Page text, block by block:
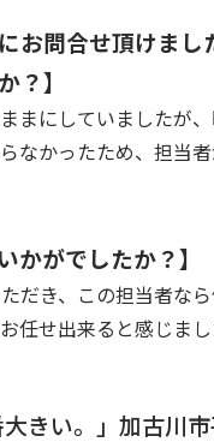
お問合せ頂けま
？】
まにしていましたが
なかったため、担当
かがでしたか？】
だき、この担当者な
任せ出来ると感じまし
大きい。」加古